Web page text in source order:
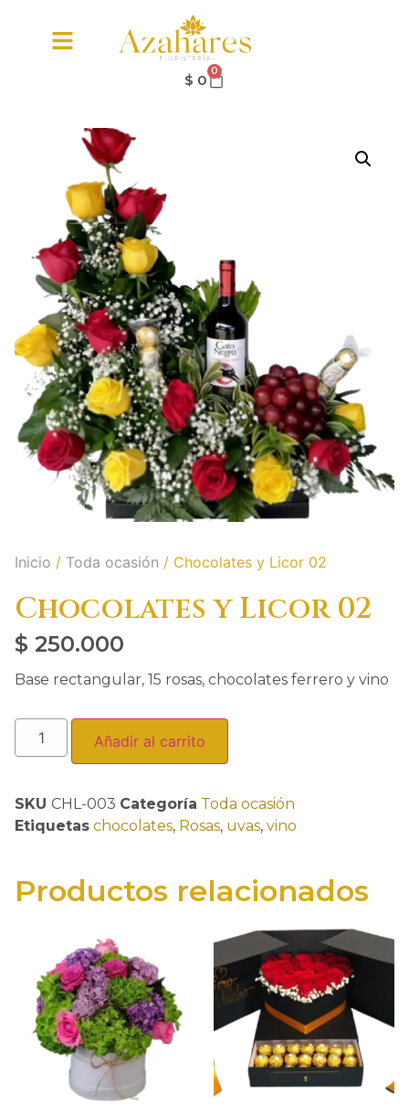
$ 0 0
Inicio / Toda ocasión / Chocolates y Licor 02
Chocolates y Licor 02
$ 250.000
Base rectangular, 15 rosas, chocolates ferrero y vino
Añadir al carrito
SKU CHL-003 Categoría Toda ocasión
Etiquetas chocolates, Rosas, uvas, vino
Productos relacionados